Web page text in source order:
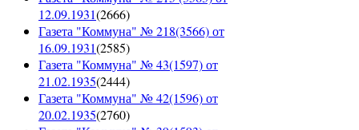
12.09.1931(2666)
Газета "Коммуна" № 218(3566) от
16.09.1931(2585)
Газета "Коммуна" № 43(1597) от
21.02.1935(2444)
Газета "Коммуна" № 42(1596) от
20.02.1935(2760)